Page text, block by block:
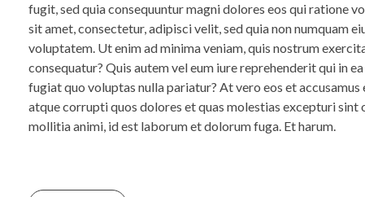
fugit, sed quia consequuntur magni dolores eos qui ratione
sit amet, consectetur, adipisci velit, sed quia non numquam
voluptatem. Ut enim ad minima veniam, quis nostrum
consequatur? Quis autem vel eum iure reprehenderit qui in
fugiat quo voluptas nulla pariatur? At vero eos et
atque corrupti quos dolores et quas molestias excepturi
mollitia animi, id est laborum et dolorum fuga. Et harum.